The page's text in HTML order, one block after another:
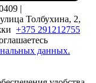
|
Толбухина, 2,
+375 291212755
данных.